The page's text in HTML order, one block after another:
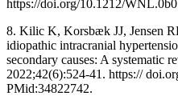
https://doi.org/10.1212/
8. Kilic K, Korsbæk JJ, Jensen
idiopathic intracranial
secondary causes: A systematic
2022;42(6):524-41. https://
PMid:34822742.